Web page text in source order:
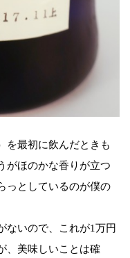
最初に飲んだときも
がほのかな香りが立つ
っとしているのが僕の
いので、これが1万円
、美味しいことは確